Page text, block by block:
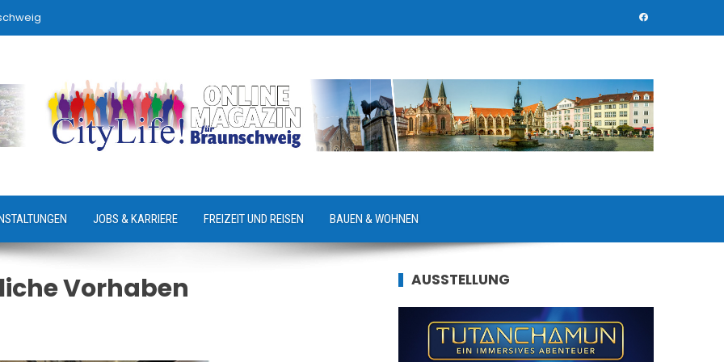
JOBS & KARRIERE FREIZEIT UND REISEN BAUEN & WOHNEN
Vorhaben
AUSSTELLUNG